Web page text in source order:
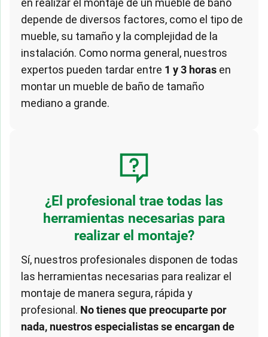
en realizar el montaje de un mueble de baño
depende de diversos factores, como el tipo de
mueble, su tamaño y la complejidad de la
instalación. Como norma general, nuestros
expertos pueden tardar entre 1 y 3 horas en
montar un mueble de baño de tamaño
mediano a grande.
¿El profesional trae todas las
herramientas necesarias para
realizar el montaje?
Sí, nuestros profesionales disponen de todas
las herramientas necesarias para realizar el
montaje de manera segura, rápida y
profesional. No tienes que preocuparte por
nada, nuestros especialistas se encargan de